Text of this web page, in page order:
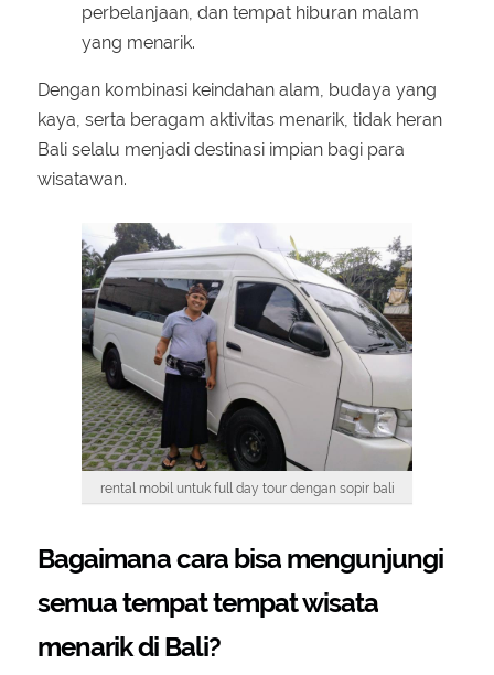
perbelanjaan, dan tempat hiburan malam
yang menarik.
Dengan kombinasi keindahan alam, budaya yang
kaya, serta beragam aktivitas menarik, tidak heran
Bali selalu menjadi destinasi impian bagi para
wisatawan.
rental mobil untuk full day tour dengan sopir bali
Bagaimana cara bisa mengunjungi
semua tempat tempat wisata
menarik di Bali?